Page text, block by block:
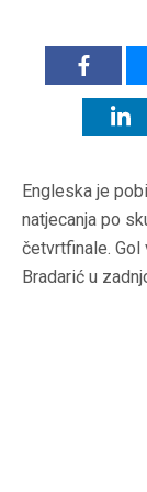
Engleska je
natjecanja po
četvrtfinale. Gol
Bradarić u